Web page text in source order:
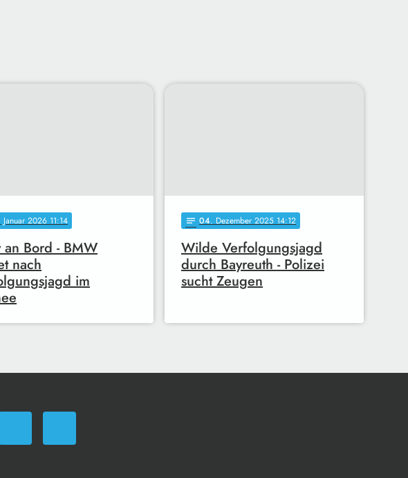
Januar 2026 11:14
an Bord - BMW
nach
im
notes 04. Dezember 2025 14:12
Wilde Verfolgungsjagd
durch Bayreuth - Polizei
sucht Zeugen